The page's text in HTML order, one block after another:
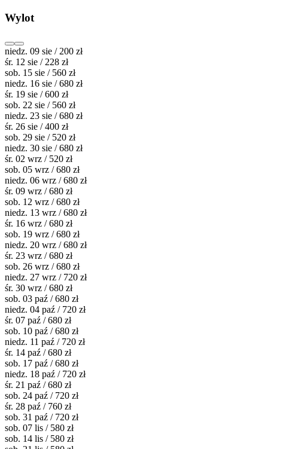
Wylot
niedz. 09 sie / 200 zł
śr. 12 sie / 228 zł
sob. 15 sie / 560 zł
niedz. 16 sie / 680 zł
śr. 19 sie / 600 zł
sob. 22 sie / 560 zł
niedz. 23 sie / 680 zł
śr. 26 sie / 400 zł
sob. 29 sie / 520 zł
niedz. 30 sie / 680 zł
śr. 02 wrz / 520 zł
sob. 05 wrz / 680 zł
niedz. 06 wrz / 680 zł
śr. 09 wrz / 680 zł
sob. 12 wrz / 680 zł
niedz. 13 wrz / 680 zł
śr. 16 wrz / 680 zł
sob. 19 wrz / 680 zł
niedz. 20 wrz / 680 zł
śr. 23 wrz / 680 zł
sob. 26 wrz / 680 zł
niedz. 27 wrz / 720 zł
śr. 30 wrz / 680 zł
sob. 03 paź / 680 zł
niedz. 04 paź / 720 zł
śr. 07 paź / 680 zł
sob. 10 paź / 680 zł
niedz. 11 paź / 720 zł
śr. 14 paź / 680 zł
sob. 17 paź / 680 zł
niedz. 18 paź / 720 zł
śr. 21 paź / 680 zł
sob. 24 paź / 720 zł
śr. 28 paź / 760 zł
sob. 31 paź / 720 zł
sob. 07 lis / 580 zł
sob. 14 lis / 580 zł